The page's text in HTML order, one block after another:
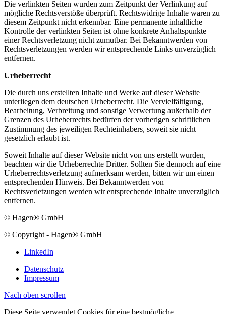
Die verlinkten Seiten wurden zum Zeitpunkt der Verlinkung auf
mögliche Rechtsverstöße überprüft. Rechtswidrige Inhalte waren zu
diesem Zeitpunkt nicht erkennbar. Eine permanente inhaltliche
Kontrolle der verlinkten Seiten ist ohne konkrete Anhaltspunkte
einer Rechtsverletzung nicht zumutbar. Bei Bekanntwerden von
Rechtsverletzungen werden wir entsprechende Links unverzüglich
entfernen.
Urheberrecht
Die durch uns erstellten Inhalte und Werke auf dieser Website
unterliegen dem deutschen Urheberrecht. Die Vervielfältigung,
Bearbeitung, Verbreitung und sonstige Verwertung außerhalb der
Grenzen des Urheberrechts bedürfen der vorherigen schriftlichen
Zustimmung des jeweiligen Rechteinhabers, soweit sie nicht
gesetzlich erlaubt ist.
Soweit Inhalte auf dieser Website nicht von uns erstellt wurden,
beachten wir die Urheberrechte Dritter. Sollten Sie dennoch auf eine
Urheberrechtsverletzung aufmerksam werden, bitten wir um einen
entsprechenden Hinweis. Bei Bekanntwerden von
Rechtsverletzungen werden wir entsprechende Inhalte unverzüglich
entfernen.
© Hagen® GmbH
© Copyright - Hagen® GmbH
LinkedIn
Datenschutz
Impressum
Nach oben scrollen